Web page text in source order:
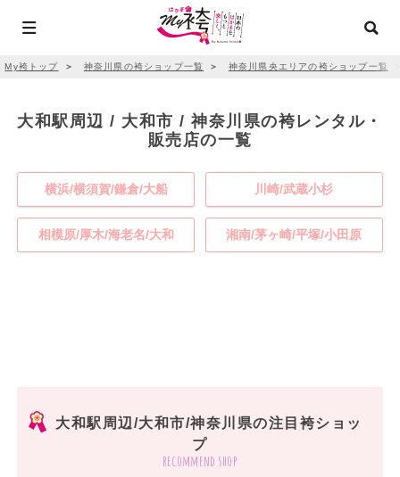
My袴トップ ＞ 神奈川県の袴ショップ一覧 ＞ 神奈川県央エリアの袴ショップ一覧
大和駅周辺 / 大和市 / 神奈川県の袴レンタル・
販売店の一覧
横浜/横須賀/鎌倉/大船 川崎/武蔵小杉
相模原/厚木/海老名/大和 湘南/茅ヶ崎/平塚/小田原
大和駅周辺/大和市/神奈川県の注目袴ショッ
プ
recommend shop